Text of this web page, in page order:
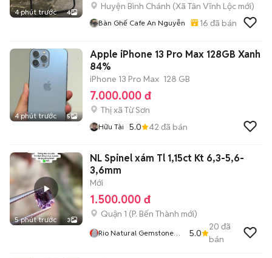
4 phút trước 4
Huyện Bình Chánh (Xã Tân Vĩnh Lộc mới)
Bàn Ghế Cafe An Nguyễn 16 đã bán
4 phút trước 5
Apple iPhone 13 Pro Max 128GB Xanh
84%
iPhone 13 Pro Max 128 GB
7.000.000 đ
Thị xã Từ Sơn
Hữu Tài 5.0 42 đã bán
5 phút trước 3
NL Spinel xám Tl 1,15ct Kt 6,3-5,6-
3,6mm
Mới
1.500.000 đ
Quận 1 (P. Bến Thành mới)
Rio Natural Gemstone
5.0
20 đã
bán